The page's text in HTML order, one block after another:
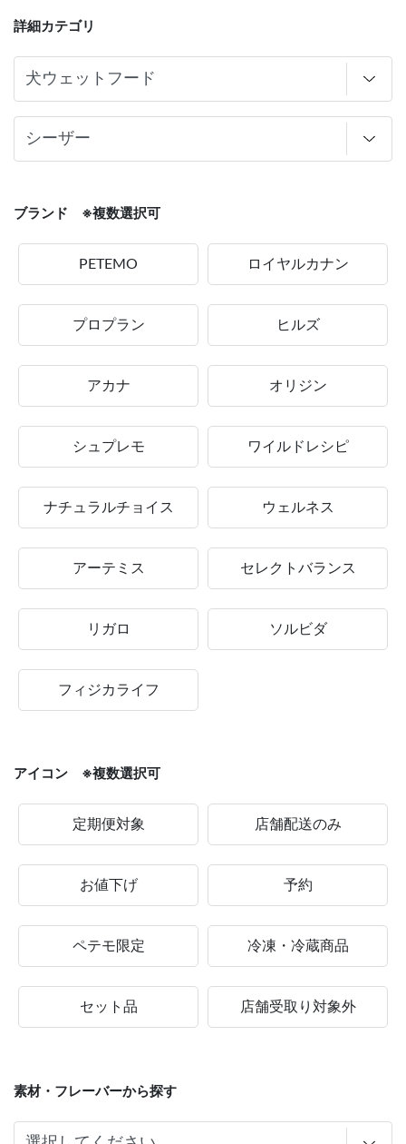
詳細カテゴリ
ブランド ※複数選択可
PETEMO ロイヤルカナン
プロプラン ヒルズ
アカナ オリジン
シュプレモ ワイルドレシピ
ナチュラルチョイス ウェルネス
アーテミス セレクトバランス
リガロ ソルビダ
フィジカライフ
アイコン ※複数選択可
定期便対象 店舗配送のみ
お値下げ 予約
ペテモ限定 冷凍・冷蔵商品
セット品 店舗受取り対象外
素材・フレーバーから探す